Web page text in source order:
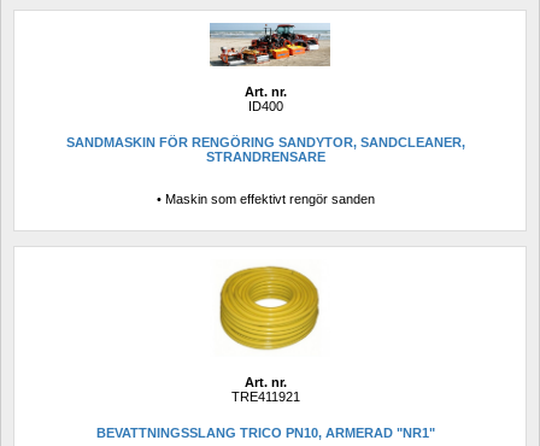
Art. nr.
ID400
SANDMASKIN FÖR RENGÖRING SANDYTOR, SANDCLEANER,
STRANDRENSARE
• Maskin som effektivt rengör sanden
Art. nr.
TRE411921
BEVATTNINGSSLANG TRICO PN10, ARMERAD "NR1"